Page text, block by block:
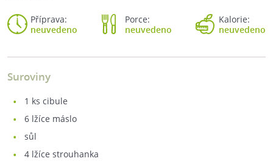
Příprava:
neuvedeno
Porce:
neuvedeno
Kalorie:
neuvedeno
Suroviny
1 ks cibule
6 lžíce máslo
sůl
4 lžíce strouhanka